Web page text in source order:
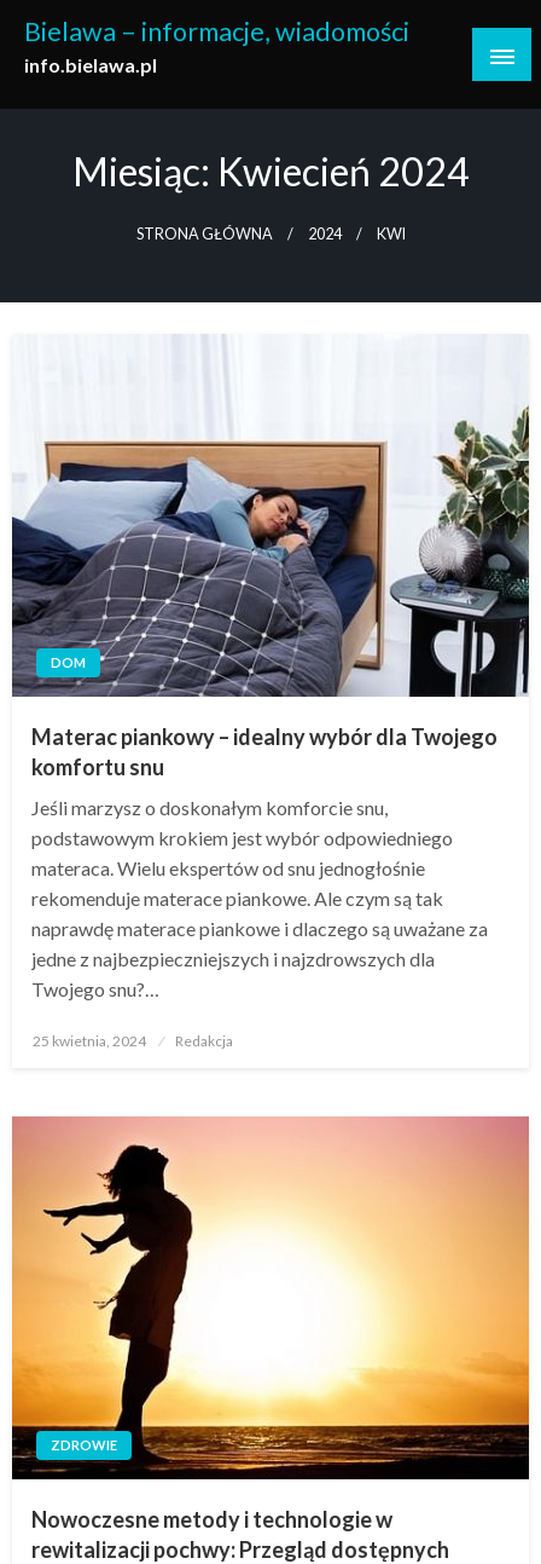
content
Bielawa – informacje, wiadomości
info.bielawa.pl
Miesiąc: Kwiecień 2024
STRONA GŁÓWNA 2024 KWI
DOM
Materac piankowy – idealny wybór dla Twojego
komfortu snu
Jeśli marzysz o doskonałym komforcie snu,
podstawowym krokiem jest wybór odpowiedniego
materaca. Wielu ekspertów od snu jednogłośnie
rekomenduje materace piankowe. Ale czym są tak
naprawdę materace piankowe i dlaczego są uważane za
jedne z najbezpieczniejszych i najzdrowszych dla
Twojego snu?…
Opublikowane
25 kwietnia, 2024 Redakcja
ZDROWIE
Nowoczesne metody i technologie w
rewitalizacji pochwy: Przegląd dostępnych